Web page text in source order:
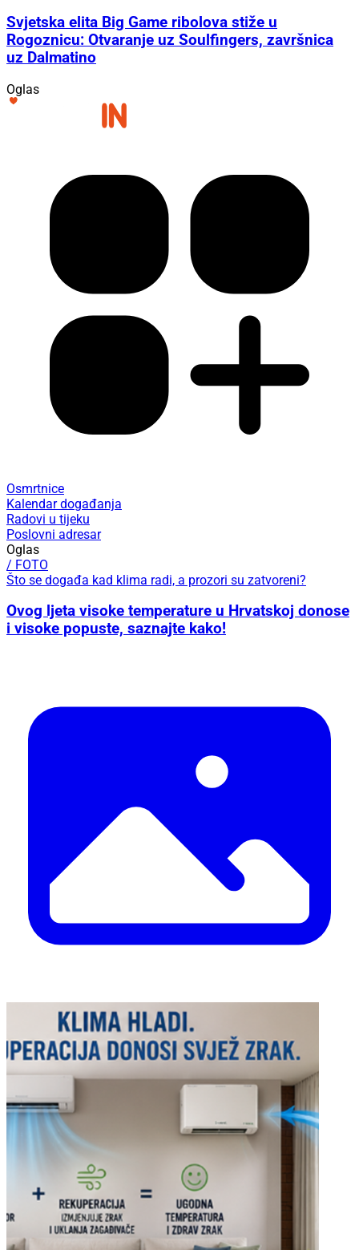
Svjetska elita Big Game ribolova stiže u
Rogoznicu: Otvaranje uz Soulfingers, završnica
uz Dalmatino
Oglas
Osmrtnice
Kalendar događanja
Radovi u tijeku
Poslovni adresar
Oglas
/ FOTO
Što se događa kad klima radi, a prozori su zatvoreni?
Ovog ljeta visoke temperature u Hrvatskoj donose
i visoke popuste, saznajte kako!